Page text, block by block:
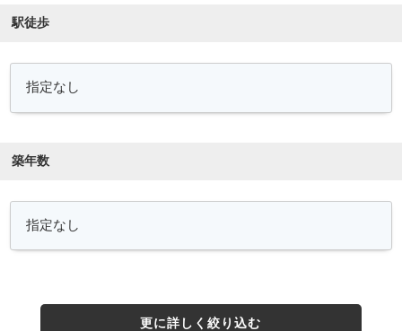
駅徒歩
築年数
更に詳しく絞り込む